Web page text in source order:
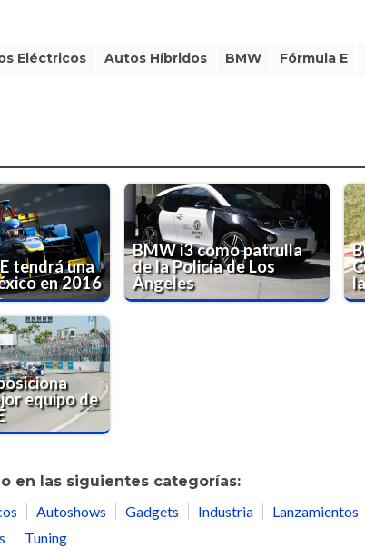
Eléctricos Autos Híbridos BMW Fórmula E
tendrá una
en 2016
BMW i3 como patrulla
de la Policía de Los
Ángeles
equipo de
en las siguientes categorías:
Autoshows Gadgets Industria Lanzamientos
Tuning